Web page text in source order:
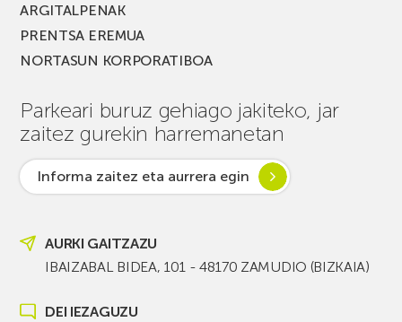
ARGITALPENAK
PRENTSA EREMUA
NORTASUN KORPORATIBOA
Parkeari buruz gehiago jakiteko, jar
zaitez gurekin harremanetan
Informa zaitez eta aurrera egin
AURKI GAITZAZU
IBAIZABAL BIDEA, 101 - 48170 ZAMUDIO (BIZKAIA)
DEI IEZAGUZU